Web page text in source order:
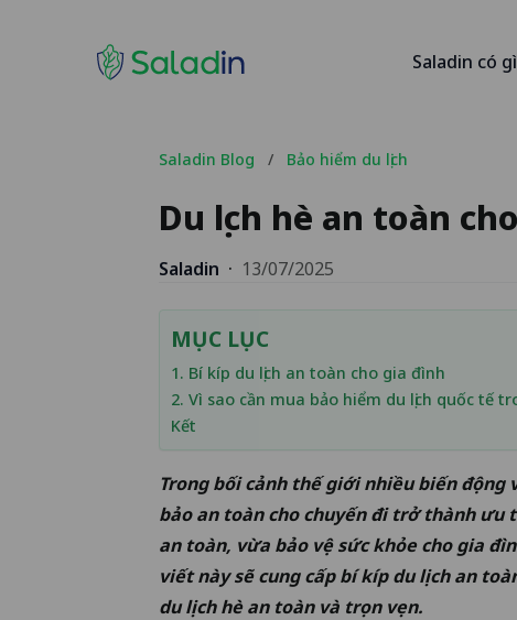
Saladin có
Saladin Blog / Bảo hiểm du lịch
Du lịch hè an toàn
Saladin · 13/07/2025
MỤC LỤC
1. Bí kíp du lịch an toàn cho gia đình
2. Vì sao cần mua bảo hiểm du lịch quốc tế
Kết
Trong bối cảnh thế giới nhiều biến
bảo an toàn cho chuyến đi trở thành ưu
an toàn, vừa bảo vệ sức khỏe cho gia
viết này sẽ cung cấp bí kíp du lịch an
du lịch hè an toàn và trọn vẹn.